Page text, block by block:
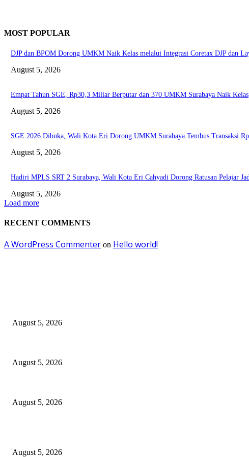
MOST POPULAR
DJP dan BPOM Dorong UMKM Naik Kelas melalui Integrasi Coretax DJP dan
August 5, 2026
Empat Tahun SGE, Rp30,3 Miliar Berputar dan 370 UMKM Surabaya Naik Kelas
August 5, 2026
SGE 2026 Dibuka, Wali Kota Eri Dorong UMKM Surabaya Tembus Transaksi
August 5, 2026
Hadiri MPLS SRT 2 Surabaya, Wali Kota Eri Cahyadi Dorong Ratusan Pelajar
August 5, 2026
Load more
RECENT COMMENTS
A WordPress Commenter on Hello world!
August 5, 2026
August 5, 2026
August 5, 2026
August 5, 2026